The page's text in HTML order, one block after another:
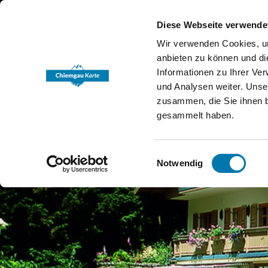
Diese Webseite
Wir verwenden Cookies,
anbieten zu können und
Informationen zu Ihrer
und Analysen weiter.
zusammen, die Sie ihnen
gesammelt haben.
Einwilligungsauswahl
Notwendig